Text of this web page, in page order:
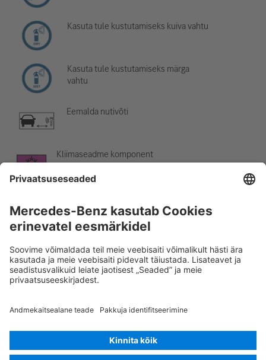
Kasuta tule kustutamiseks kuiva vahtu
Kasuta tule kustutamiseks märga
vahtu
Eemalda nutivõti
Kliimaseadme komponent
178.345
© 2026Mercedes-Benz AG